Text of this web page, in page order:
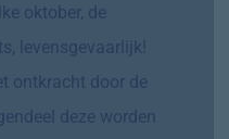
oktober, de
levensgevaarlijk!
ontkracht door de
deze worden